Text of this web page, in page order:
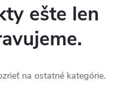
ešte len
na ostatné kategórie.